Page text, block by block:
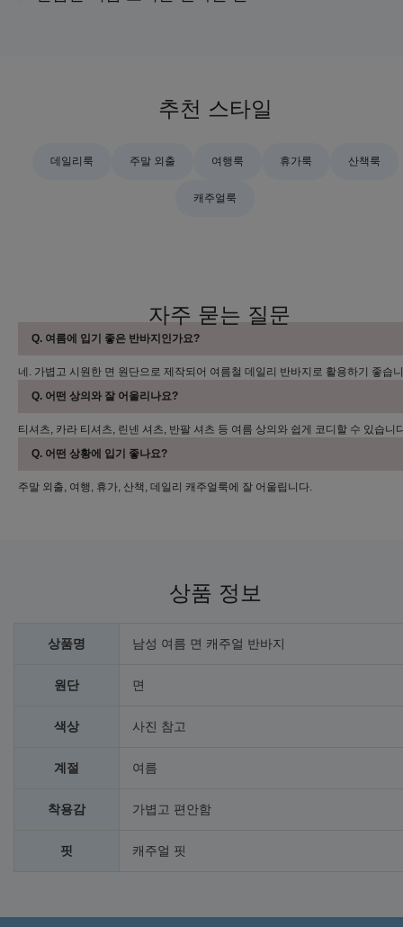
추천 스타일
데일리룩 주말 외출 여행룩 휴가룩 산책룩
캐주얼룩
자주 묻는 질문
Q. 여름에 입기 좋은 반바지인가요?
네. 가볍고 시원한 면 원단으로 제작되어 여름철 데일리 반바지로 활용하기 좋습
Q. 어떤 상의와 잘 어울리나요?
티셔츠, 카라 티셔츠, 린넨 셔츠, 반팔 셔츠 등 여름 상의와 쉽게 코디할 수 있습니
Q. 어떤 상황에 입기 좋나요?
주말 외출, 여행, 휴가, 산책, 데일리 캐주얼룩에 잘 어울립니다.
상품 정보
상품명 남성 여름 면 캐주얼 반바지
원단 면
색상 사진 참고
계절 여름
착용감 가볍고 편안함
핏 캐주얼 핏